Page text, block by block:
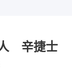
辛捷士